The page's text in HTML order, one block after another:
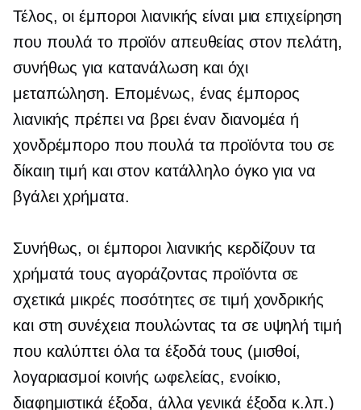
Τέλος, οι έμποροι λιανικής είναι μια επιχείρηση
που πουλά το προϊόν απευθείας στον πελάτη,
συνήθως για κατανάλωση και όχι
μεταπώληση. Επομένως, ένας έμπορος
λιανικής πρέπει να βρει έναν διανομέα ή
χονδρέμπορο που πουλά τα προϊόντα του σε
δίκαιη τιμή και στον κατάλληλο όγκο για να
βγάλει χρήματα.
Συνήθως, οι έμποροι λιανικής κερδίζουν τα
χρήματά τους αγοράζοντας προϊόντα σε
σχετικά μικρές ποσότητες σε τιμή χονδρικής
και στη συνέχεια πουλώντας τα σε υψηλή τιμή
που καλύπτει όλα τα έξοδά τους (μισθοί,
λογαριασμοί κοινής ωφελείας, ενοίκιο,
διαφημιστικά έξοδα, άλλα γενικά έξοδα κ.λπ.)